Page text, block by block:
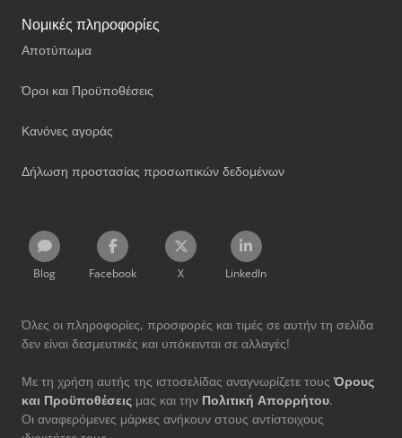
Νομικές πληροφορίες
Αποτύπωμα
Όροι και Προϋποθέσεις
Κανόνες αγοράς
Δήλωση προστασίας προσωπικών δεδομένων
Blog Facebook X LinkedIn
Όλες οι πληροφορίες, προσφορές και τιμές σε αυτήν τη σελίδα
δεν είναι δεσμευτικές και υπόκεινται σε αλλαγές!
Με τη χρήση αυτής της ιστοσελίδας αναγνωρίζετε τους Όρους
και Προϋποθέσεις μας και την Πολιτική Απορρήτου.
Οι αναφερόμενες μάρκες ανήκουν στους αντίστοιχους